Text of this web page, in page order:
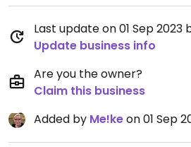
Last update on 01 Sep 2023
Update business info
Are you the owner?
Claim this business
Added by Me!keon 01 Sep